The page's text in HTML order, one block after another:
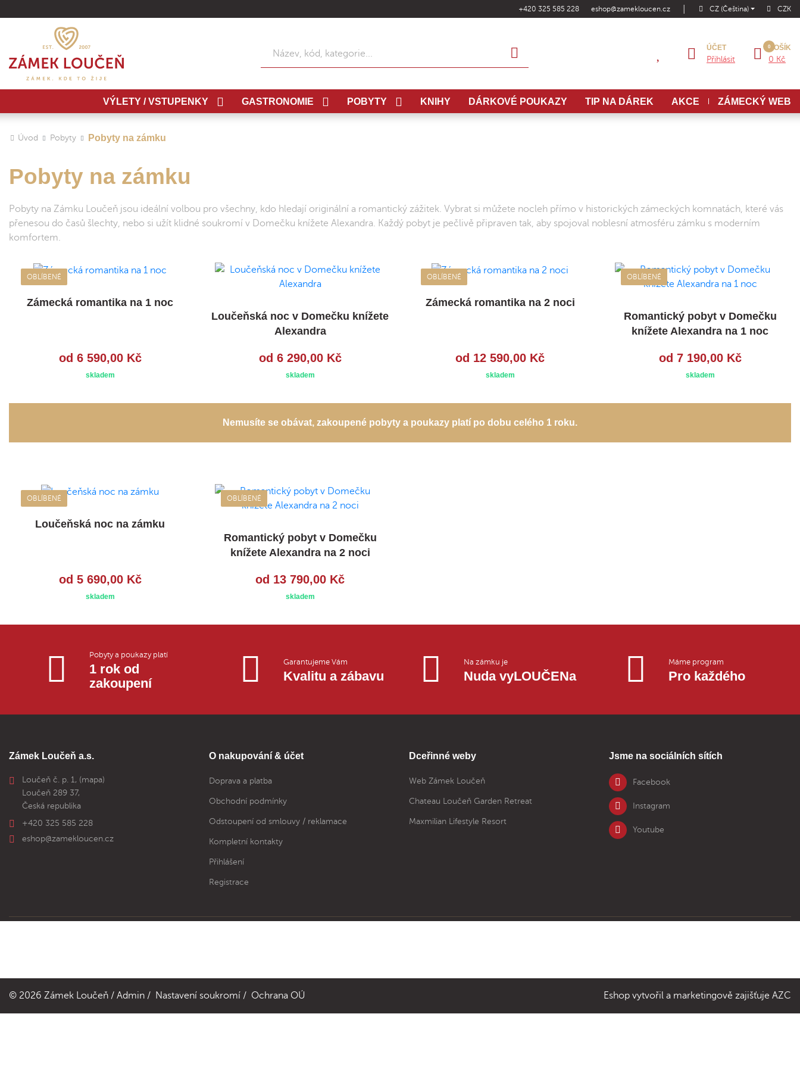
+420 325 585 228 eshop@zamekloucen.cz CZ (Čeština) CZK
ÚČET
Přihlásit
KOŠÍK
0 Kč
VÝLETY / VSTUPENKY GASTRONOMIE POBYTY KNIHY DÁRKOVÉ POUKAZY TIP NA DÁREK AKCE ZÁMECKÝ WEB
Úvod Pobyty Pobyty na zámku
Pobyty na zámku
Pobyty na Zámku Loučeň jsou ideální volbou pro všechny, kdo hledají originální a romantický zážitek. Vybrat si můžete nocleh přímo v historických zámeckých komnatách, které vás
přenesou do časů šlechty, nebo si užít klidné soukromí v Domečku knížete Alexandra. Každý pobyt je pečlivě připraven tak, aby spojoval noblesní atmosféru zámku s moderním
komfortem.
OBLÍBENÉ
Zámecká romantika na 1 noc
od 6 590,00 Kč
skladem
Loučeňská noc v Domečku knížete
Alexandra
od 6 290,00 Kč
skladem
OBLÍBENÉ
Zámecká romantika na 2 noci
od 12 590,00 Kč
skladem
OBLÍBENÉ
Romantický pobyt v Domečku
knížete Alexandra na 1 noc
od 7 190,00 Kč
skladem
Nemusíte se obávat, zakoupené pobyty a poukazy platí po dobu celého 1 roku.
OBLÍBENÉ
Loučeňská noc na zámku
od 5 690,00 Kč
skladem
OBLÍBENÉ
Romantický pobyt v Domečku
knížete Alexandra na 2 noci
od 13 790,00 Kč
skladem
Pobyty a poukazy platí
1 rok od
zakoupení
Garantujeme Vám
Kvalitu a zábavu
Na zámku je
Nuda vyLOUČENa
Máme program
Pro každého
Zámek Loučeň a.s.
Loučeň č. p. 1, (mapa)
Loučeň 289 37,
Česká republika
+420 325 585 228
eshop@zamekloucen.cz
O nakupování & účet
Doprava a platba
Obchodní podmínky
Odstoupení od smlouvy / reklamace
Kompletní kontakty
Přihlášení
Registrace
Dceřinné weby
Web Zámek Loučeň
Chateau Loučeň Garden Retreat
Maxmilian Lifestyle Resort
Jsme na sociálních sítích
Facebook
Instagram
Youtube
© 2026 Zámek Loučeň / Admin / Nastavení soukromí / Ochrana OÚ Eshop vytvořil a marketingově zajišťuje AZC